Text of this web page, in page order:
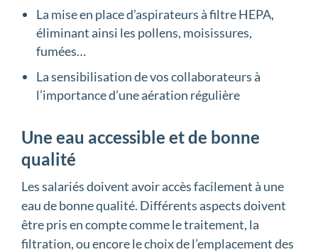
La mise en place d’aspirateurs à filtre HEPA,
éliminant ainsi les pollens, moisissures,
fumées…
La sensibilisation de vos collaborateurs à
l’importance d’une aération régulière
Une eau accessible et de bonne
qualité
Les salariés doivent avoir accès facilement à une
eau de bonne qualité. Différents aspects doivent
être pris en compte comme le traitement, la
filtration, ou encore le choix de l’emplacement des